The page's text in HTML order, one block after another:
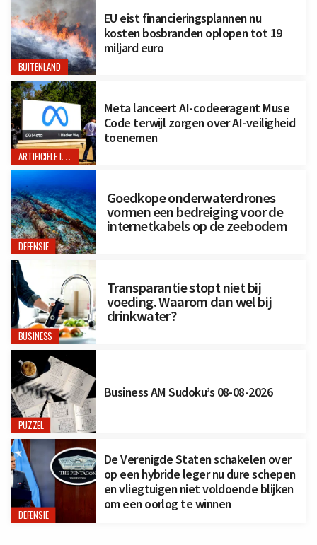
BUITENLAND
EU eist financieringsplannen nu
kosten bosbranden oplopen tot 19
miljard euro
ARTIFICIËLE INTELLIGENTIE
Meta lanceert AI-codeeragent Muse
Code terwijl zorgen over AI-veiligheid
toenemen
DEFENSIE
Goedkope onderwaterdrones
vormen een bedreiging voor de
internetkabels op de zeebodem
BUSINESS
Transparantie stopt niet bij
voeding. Waarom dan wel bij
drinkwater?
PUZZEL
Business AM Sudoku’s 08-08-2026
DEFENSIE
De Verenigde Staten schakelen over
op een hybride leger nu dure schepen
en vliegtuigen niet voldoende blijken
om een oorlog te winnen